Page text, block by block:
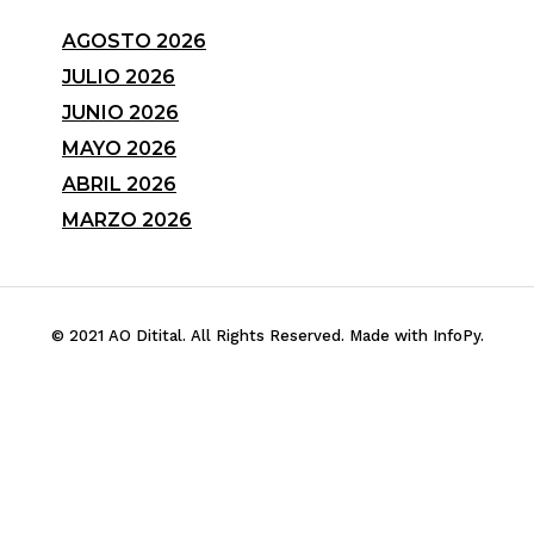
AGOSTO 2026
JULIO 2026
JUNIO 2026
MAYO 2026
ABRIL 2026
MARZO 2026
© 2021 AO Ditital. All Rights Reserved. Made with InfoPy.